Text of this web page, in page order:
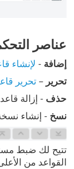
عناصر
إضافة - لإنشاء
تحرير – تحرير
حذف - إزالة
نسخ - إنشاء
تتيح لك ضبط
القواعد من